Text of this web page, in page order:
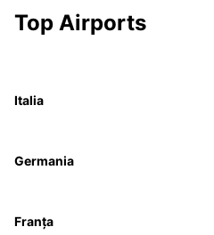
Top Airports
Italia
Germania
Franța